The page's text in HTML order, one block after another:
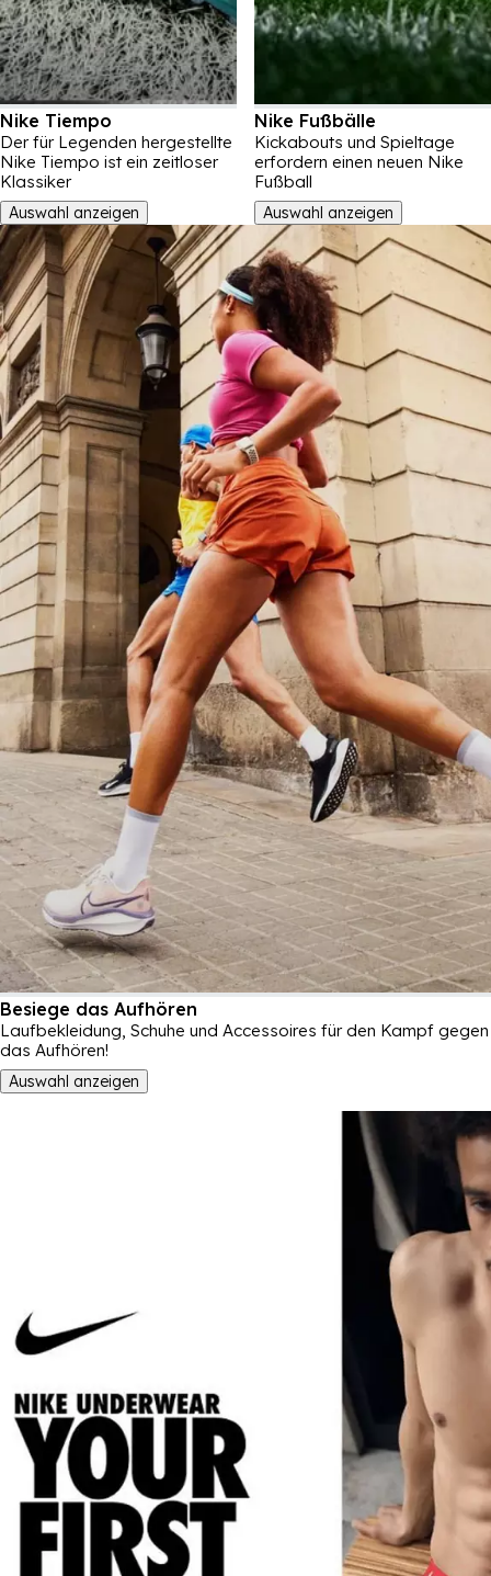
Nike Tiempo
Der für Legenden hergestellte
Nike Tiempo ist ein zeitloser
Klassiker
Auswahl anzeigen
Nike Fußbälle
Kickabouts und Spieltage
erfordern einen neuen Nike
Fußball
Auswahl anzeigen
Besiege das Aufhören
Laufbekleidung, Schuhe und Accessoires für den Kampf gegen
das Aufhören!
Auswahl anzeigen